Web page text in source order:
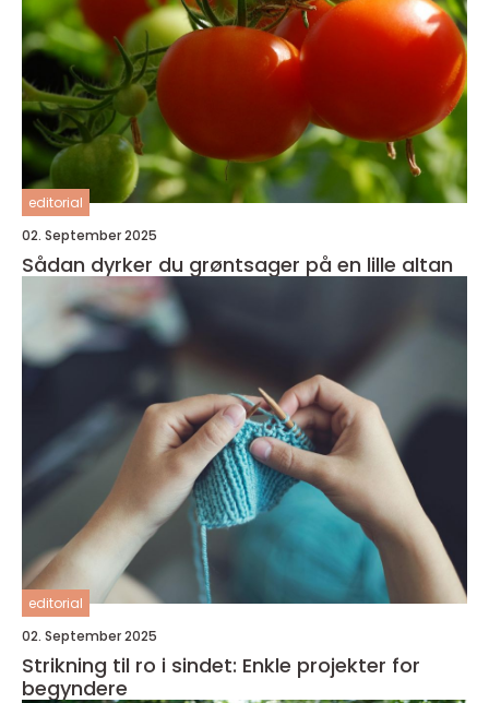
editorial
02. September 2025
Sådan dyrker du grøntsager på en lille altan
editorial
02. September 2025
Strikning til ro i sindet: Enkle projekter for
begyndere